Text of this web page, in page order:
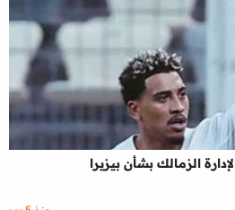
الزمالك بشأن بيزيرا